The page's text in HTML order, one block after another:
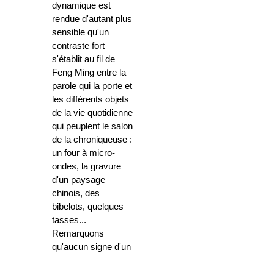
dynamique est
rendue d'autant plus
sensible qu'un
contraste fort
s'établit au fil de
Feng Ming entre la
parole qui la porte et
les différents objets
de la vie quotidienne
qui peuplent le salon
de la chroniqueuse :
un four à micro-
ondes, la gravure
d'un paysage
chinois, des
bibelots, quelques
tasses...
Remarquons
qu'aucun signe d'un